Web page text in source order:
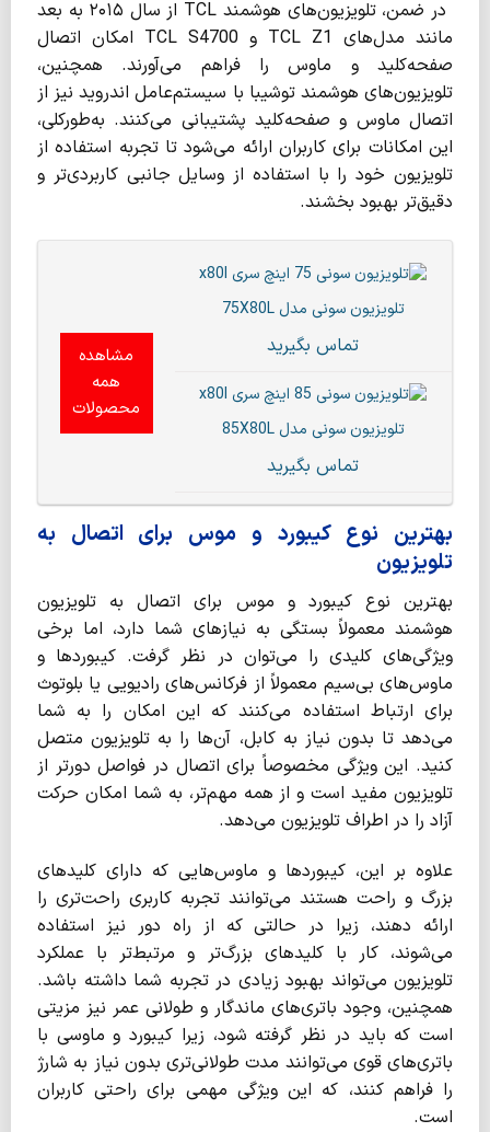
در ضمن، تلویزیون‌های هوشمند TCL از سال ۲۰۱۵ به بعد
مانند مدل‌های TCL Z1 و TCL S4700 امکان اتصال
صفحه‌کلید و ماوس را فراهم می‌آورند. همچنین،
تلویزیون‌های هوشمند توشیبا با سیستم‌عامل اندروید نیز از
اتصال ماوس و صفحه‌کلید پشتیبانی می‌کنند. به‌طورکلی،
این امکانات برای کاربران ارائه می‌شود تا تجربه استفاده از
تلویزیون خود را با استفاده از وسایل جانبی کاربردی‌تر و
دقیق‌تر بهبود بخشند.
تلویزیون سونی مدل 75X80L
تماس بگیرید
تلویزیون سونی مدل 85X80L
تماس بگیرید
مشاهده
همه
محصولات
بهترین نوع کیبورد و موس برای اتصال به
تلویزیون
بهترین نوع کیبورد و موس برای اتصال به تلویزیون
هوشمند معمولاً بستگی به نیازهای شما دارد، اما برخی
ویژگی‌های کلیدی را می‌توان در نظر گرفت. کیبوردها و
ماوس‌های بی‌سیم معمولاً از فرکانس‌های رادیویی یا بلوتوث
برای ارتباط استفاده می‌کنند که این امکان را به شما
می‌دهد تا بدون نیاز به کابل، آن‌ها را به تلویزیون متصل
کنید. این ویژگی مخصوصاً برای اتصال در فواصل دورتر از
تلویزیون مفید است و از همه مهم‌تر، به شما امکان حرکت
آزاد را در اطراف تلویزیون می‌دهد.
علاوه بر این، کیبوردها و ماوس‌هایی که دارای کلیدهای
بزرگ و راحت هستند می‌توانند تجربه کاربری راحت‌تری را
ارائه دهند، زیرا در حالتی که از راه دور نیز استفاده
می‌شوند، کار با کلیدهای بزرگ‌تر و مرتبط‌تر با عملکرد
تلویزیون می‌تواند بهبود زیادی در تجربه شما داشته باشد.
همچنین، وجود باتری‌های ماندگار و طولانی عمر نیز مزیتی
است که باید در نظر گرفته شود، زیرا کیبورد و ماوسی با
باتری‌های قوی می‌توانند مدت طولانی‌تری بدون نیاز به شارژ
را فراهم کنند، که این ویژگی مهمی برای راحتی کاربران
است.